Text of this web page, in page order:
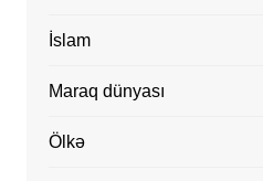
İslam
Maraq dünyası
Ölkə